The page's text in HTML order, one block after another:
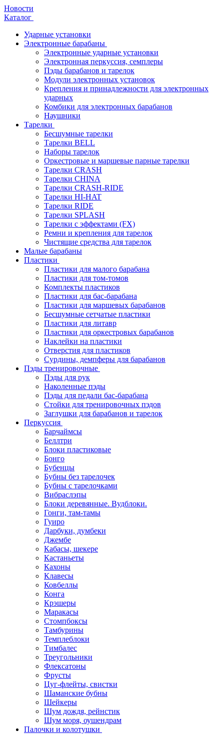
Новости
Каталог
Ударные установки
Электронные барабаны
Электронные ударные установки
Электронная перкуссия, семплеры
Пэды барабанов и тарелок
Модули электронных установок
Крепления и принадлежности для электронных
ударных
Комбики для электронных барабанов
Наушники
Тарелки
Бесшумные тарелки
Тарелки BELL
Наборы тарелок
Оркестровые и маршевые парные тарелки
Тарелки CRASH
Тарелки CHINA
Тарелки CRASH-RIDE
Тарелки HI-HAT
Тарелки RIDE
Тарелки SPLASH
Тарелки с эффектами (FX)
Ремни и крепления для тарелок
Чистящие средства для тарелок
Малые барабаны
Пластики
Пластики для малого барабана
Пластики для том-томов
Комплекты пластиков
Пластики для бас-барабана
Пластики для маршевых барабанов
Бесшумные сетчатые пластики
Пластики для литавр
Пластики для оркестровых барабанов
Наклейки на пластики
Отверстия для пластиков
Сурдины, демпферы для барабанов
Пэды тренировочные
Пэды для рук
Наколенные пэды
Пэды для педали бас-барабана
Стойки для тренировочных пэдов
Заглушки для барабанов и тарелок
Перкуссия
Барчаймсы
Беллтри
Блоки пластиковые
Бонго
Бубенцы
Бубны без тарелочек
Бубны с тарелочками
Вибраслэпы
Блоки деревянные. Вудблоки.
Гонги, там-тамы
Гуиро
Дарбуки, думбеки
Джембе
Кабасы, шекере
Кастаньеты
Кахоны
Клавесы
Ковбеллы
Конга
Крэшеры
Маракасы
Стомпбоксы
Тамбурины
Темплеблоки
Тимбалес
Треугольники
Флексатоны
Фрусты
Цуг-флейты, свистки
Шаманские бубны
Шейкеры
Шум дождя, рейнстик
Шум моря, оушендрам
Палочки и колотушки